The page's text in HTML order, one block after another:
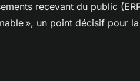
recevant du public
», un point décisif pour